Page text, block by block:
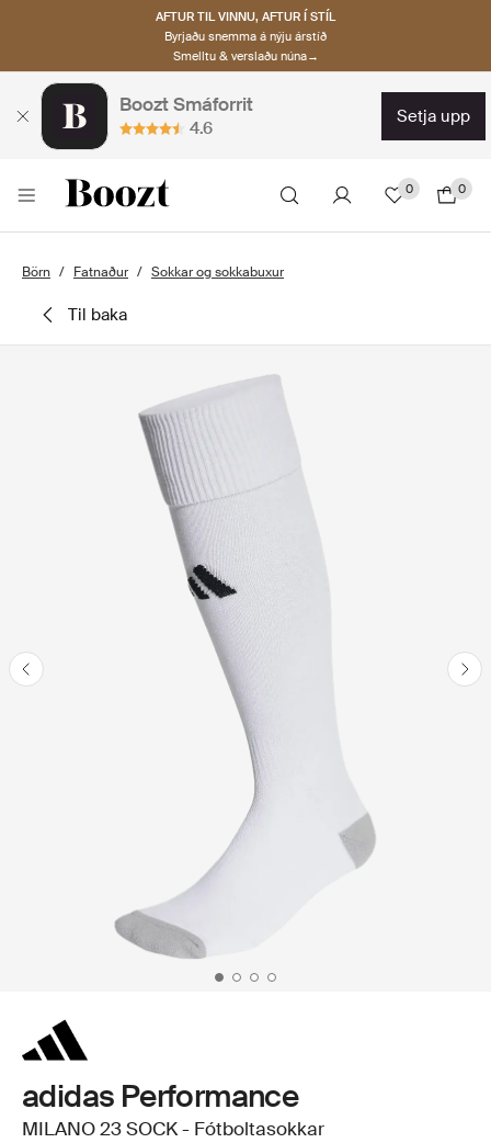
AFTUR TIL VINNU, AFTUR Í STÍL
Byrjaðu snemma á nýju árstíð
Smelltu & verslaðu núna→
Boozt Smáforrit
4.6
setja upp
0 0
Börn Fatnaður Sokkar og sokkabuxur
til baka
adidas Performance
MILANO 23 SOCK - Fótboltasokkar